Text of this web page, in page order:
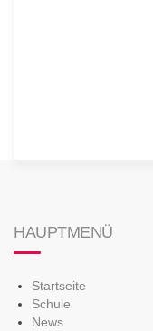
HAUPTMENÜ
Startseite
Schule
News